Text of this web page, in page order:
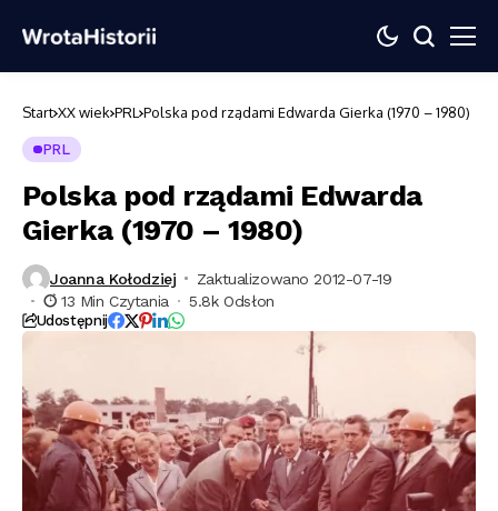
Start XX wiek PRL Polska pod rządami Edwarda Gierka (1970 – 1980)
PRL
Polska pod rządami Edwarda
Gierka (1970 – 1980)
Joanna Kołodziej
Zaktualizowano 2012-07-19
13 Min Czytania
5.8k Odsłon
Udostępnij